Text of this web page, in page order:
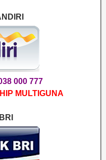
000 777
MULTIGUNA